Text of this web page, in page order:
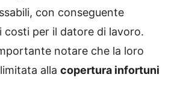
con conseguente
costi per il datore di lavoro.
notare che la loro
alla copertura infortuni